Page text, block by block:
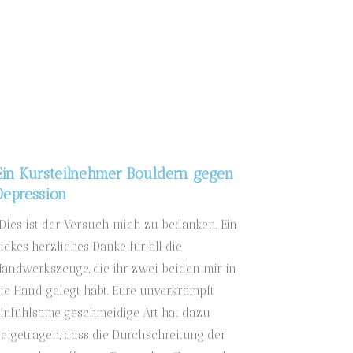
Kursteilnehmer Bouldern gegen
ist der Versuch mich zu bedanken. Ein
herzliches Danke für all die
die ihr zwei beiden mir in
Hand gelegt habt. Eure unverkrampft
geschmeidige Art hat dazu
dass die Durchschreitung der